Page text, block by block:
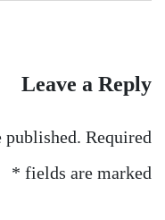
Leave a Reply
published. Required
fields are marked
*